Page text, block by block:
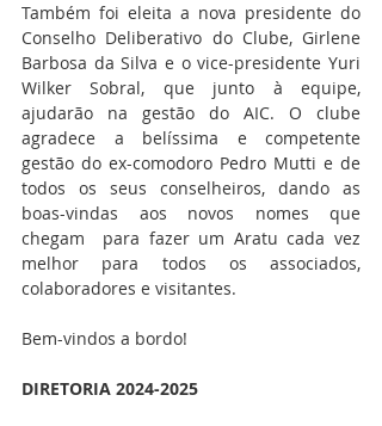
Também foi eleita a nova presidente do
Conselho Deliberativo do Clube, Girlene
Barbosa da Silva e o vice-presidente Yuri
Wilker Sobral, que junto à equipe,
ajudarão na gestão do AIC. O clube
agradece a belíssima e competente
gestão do ex-comodoro Pedro Mutti e de
todos os seus conselheiros, dando as
boas-vindas aos novos nomes que
chegam  para fazer um Aratu cada vez
melhor para todos os associados,
colaboradores e visitantes.
Bem-vindos a bordo!
DIRETORIA 2024-2025